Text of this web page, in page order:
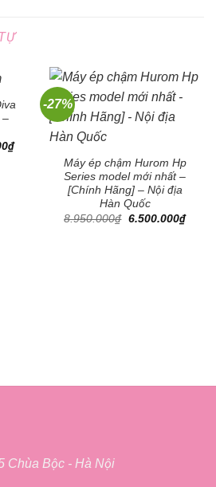
–
₫Giá
8.950.000₫.
-27%
Máy ép chậm Hurom Hp
Series model mới nhất –
[Chính Hãng] – Nội địa
Hàn Quốc
8.950.000₫ Giá
6.500.000₫Giá
Chùa Bộc - Hà Nội